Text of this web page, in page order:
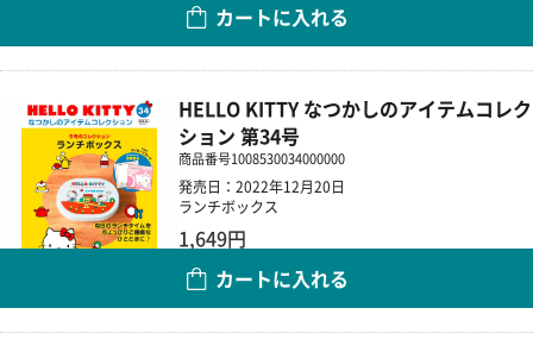
カートに入れる
HELLO KITTY なつかしのアイテムコレク
ション 第34号
商品番号1008530034000000
発売日：2022年12月20日
ランチボックス
1,649円
カートに入れる